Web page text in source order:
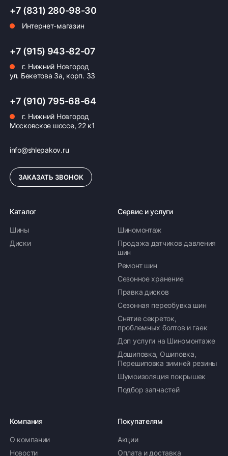
Оплата заказа
Возможна картой, наличными при получении,
формирование счёта для Юр.Лица
+7 (831) 280-98-30
Интернет-магазин
+7 (915) 943-82-07
г. Нижний Новгород
ул. Бекетова 3а, корп. 33
+7 (910) 795-68-64
г. Нижний Новгород
Московское шоссе, 22 к1
info@shlepakov.ru
ЗАКАЗАТЬ ЗВОНОК
Каталог
Шины
Диски
Сервис и услуги
Шиномонтаж
Продажа датчиков давления
шин
Ремонт шин
Сезонное хранение
Правка дисков
Сезонная переобувка шин
Снятие секреток,
проблемных болтов и гаек
Доп услуги на Шиномонтаже
Дошиповка, Ошиповка,
Перешиповка зимней резины
Шумоизоляция покрышек
Подбор запчастей
Компания
О компании
Новости
Покупателям
Акции
Оплата и доставка